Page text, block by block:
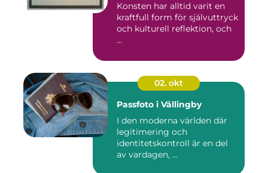
Konsten har alltid varit en
kraftfull form för självuttryck
och kulturell reflektion, och
...
02. okt
Passfoto i Vällingby
I den moderna världen där
legitimering och
identitetskontroll är en del
av vardagen, ...